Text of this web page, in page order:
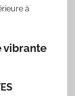
à
vibrante